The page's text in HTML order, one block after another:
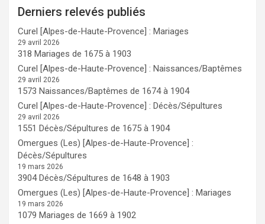
Derniers relevés publiés
Curel [Alpes-de-Haute-Provence] : Mariages
29 avril 2026
318 Mariages de 1675 à 1903
Curel [Alpes-de-Haute-Provence] : Naissances/Baptêmes
29 avril 2026
1573 Naissances/Baptêmes de 1674 à 1904
Curel [Alpes-de-Haute-Provence] : Décès/Sépultures
29 avril 2026
1551 Décès/Sépultures de 1675 à 1904
Omergues (Les) [Alpes-de-Haute-Provence] :
Décès/Sépultures
19 mars 2026
3904 Décès/Sépultures de 1648 à 1903
Omergues (Les) [Alpes-de-Haute-Provence] : Mariages
19 mars 2026
1079 Mariages de 1669 à 1902